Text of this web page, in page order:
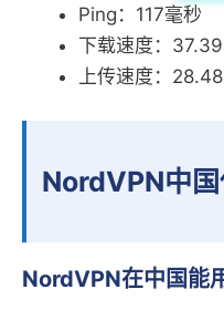
Ping：117毫秒
下载速度：
上传速度：
NordVPN中
NordVPN在中国能